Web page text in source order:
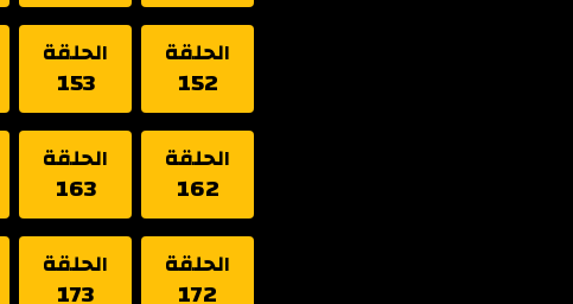
الحلقة
152
الحلقة
153
الحلقة
162
الحلقة
163
الحلقة
172
الحلقة
173